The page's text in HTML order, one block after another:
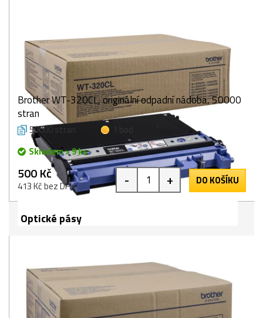
Brother WT-320CL, originální odpadní nádoba, 50000
stran
50000 stran
Skladem > 9 ks
500 Kč
413 Kč bez DPH - + DO KOŠÍKU
Optické pásy